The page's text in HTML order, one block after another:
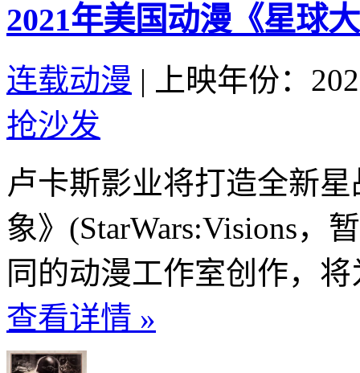
2021年美国动漫《星球
连载动漫 |
上映年份：
抢沙发
卢卡斯影业将打造全新
象》(StarWars:Visions，
同的动漫工作室创作，
查看详情 »